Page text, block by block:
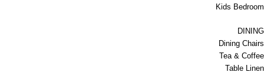
Kids Bedroom
DINING
Dining Chairs
Tea & Coffee
Table Linen